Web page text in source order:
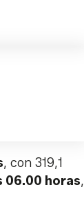
, con 319,1
06.00 horas,